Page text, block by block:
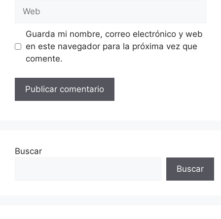
Web
Guarda mi nombre, correo electrónico y web
en este navegador para la próxima vez que
comente.
Buscar
Buscar